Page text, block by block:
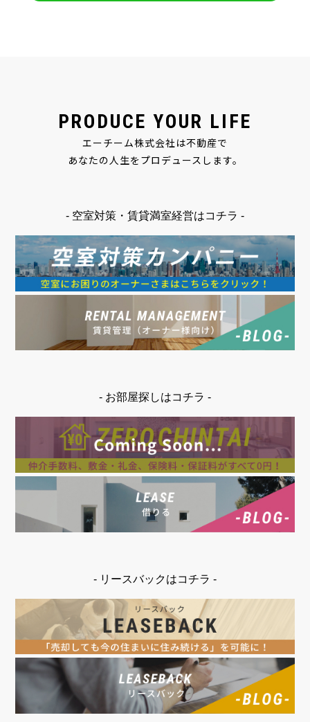
PRODUCE YOUR LIFE
エーチーム株式会社は不動産で
あなたの人生をプロデュースします。
- 空室対策・賃貸満室経営はコチラ -
- お部屋探しはコチラ -
- リースバックはコチラ -